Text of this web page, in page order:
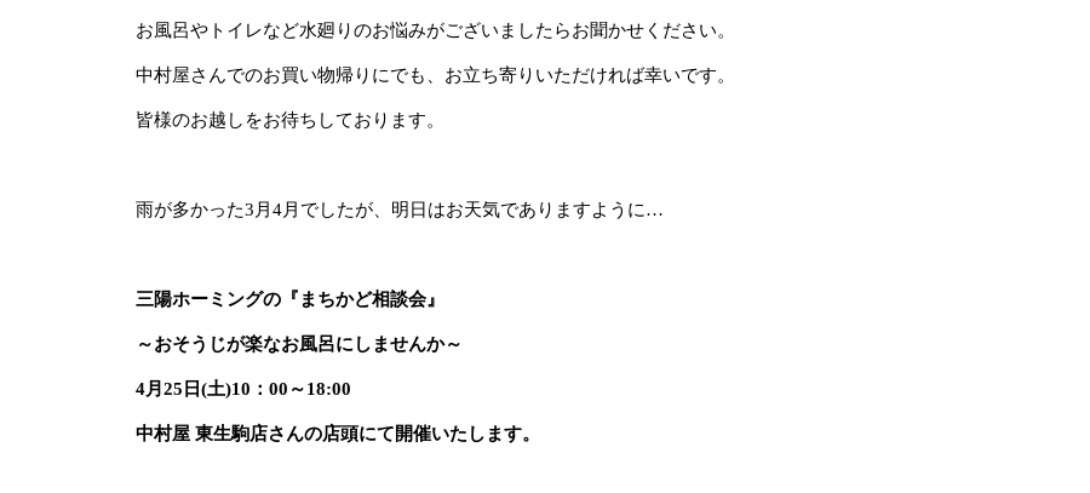
お風呂やトイレなど水廻りのお悩みがございましたらお聞かせください。
中村屋さんでのお買い物帰りにでも、お立ち寄りいただければ幸いです。
皆様のお越しをお待ちしております。
雨が多かった3月4月でしたが、明日はお天気でありますように…
三陽ホーミングの『まちかど相談会』
～おそうじが楽なお風呂にしませんか～
4月25日(土)10：00～18:00
中村屋 東生駒店さんの店頭にて開催いたします。